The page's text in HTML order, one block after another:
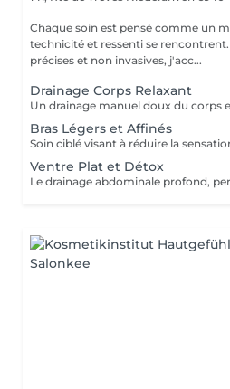
Chaque soin est pensé comme un
technicité et ressenti se rencontrent. A travers des techniques
précises et non invasives, j'acc...
Drainage Corps Relaxant
Bras Légers et Affinés
Ventre Plat et Détox